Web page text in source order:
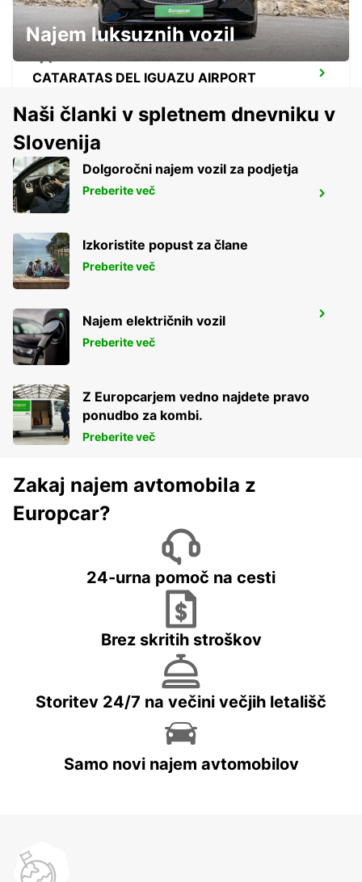
CATARATAS DEL IGUAZU AIRPORT
SALTO CITY
SALTO - URUGUAY
DURAZNO CITY
DURAZNO - URUGUAY
Najem luksuznih vozil
Naši članki v spletnem dnevniku v
Slovenija
Dolgoročni najem vozil za podjetja
Preberite več
Izkoristite popust za člane
Preberite več
Najem električnih vozil
Preberite več
Z Europcarjem vedno najdete pravo
ponudbo za kombi.
Preberite več
Zakaj najem avtomobila z
Europcar?
24-urna pomoč na cesti
Brez skritih stroškov
Storitev 24/7 na večini večjih letališč
Samo novi najem avtomobilov